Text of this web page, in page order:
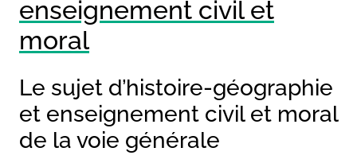
enseignement civil et
moral
Le sujet d’histoire-géographie
et enseignement civil et moral
de la voie générale